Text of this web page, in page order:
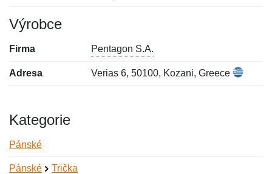
Výrobce
Firma Pentagon S.A.
Adresa Verias 6, 50100, Kozani, Greece
Kategorie
Pánské
Pánské Trička